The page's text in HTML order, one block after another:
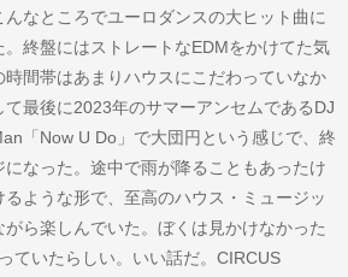
なところでユーロダンスの大ヒット曲に
終盤にはストレートなEDMをかけてた気
間帯はあまりハウスにこだわっていなか
て最後に2023年のサマーアンセムであるDJ
「Now U Do」で大団円という感じで、終
なった。途中で雨が降ることもあったけ
ような形で、至高のハウス・ミュージッ
ら楽しんでいた。ぼくは見かけなかった
ていたらしい。いい話だ。CIRCUS